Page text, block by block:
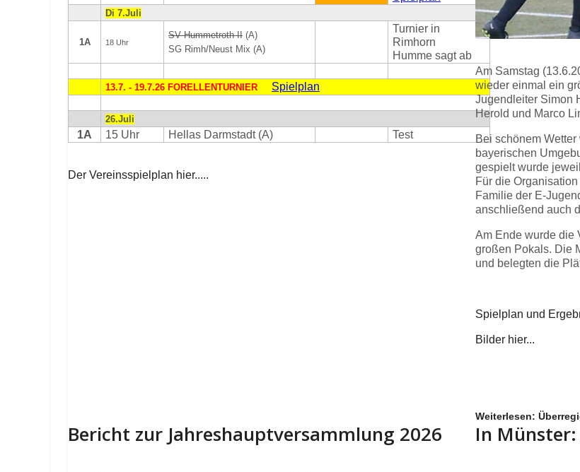
Di 7.Juli
1A 18 Uhr
SV Hummetroth II (A)
SG Rimh/Neust Mix (A)
Turnier in
Rimhorn
Humme sagt ab
13.7. - 19.7.26 FORELLENTURNIER Spielplan
26.Juli
1A 15 Uhr Hellas Darmstadt (A) Test
Der Vereinsspielplan hier.....
Am Samstag
wieder einmal ein
Jugendleiter Simon
Herold und Marco
Bei schönem
bayerischen
gespielt wurde
Für die
Familie der E-
anschließend auch
Am Ende wurde die
großen Pokals. Die
und belegten die
Spielplan und
Bilder hier...
Weiterlesen:
Bericht zur Jahreshauptversammlung 2026 In